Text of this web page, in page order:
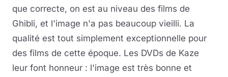
que correcte, on est au niveau des films de
Ghibli, et l'image n'a pas beaucoup vieilli. La
qualité est tout simplement exceptionnelle pour
des films de cette époque. Les DVDs de Kaze
leur font honneur : l'image est très bonne et